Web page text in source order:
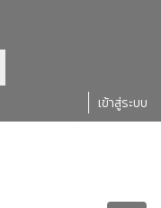
เข้าสู่ระบบ